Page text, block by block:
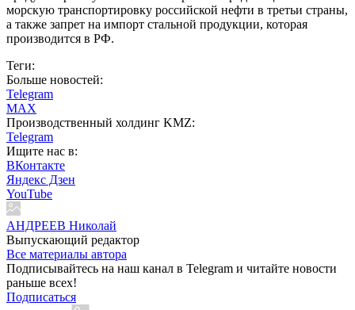
морскую транспортировку российской нефти в третьи страны,
а также запрет на импорт стальной продукции, которая
производится в РФ.
Теги:
Больше новостей:
Telegram
MAX
Производственный холдинг KMZ:
Telegram
Ищите нас в:
ВКонтакте
Яндекс Дзен
YouTube
АНДРЕЕВ Николай
Выпускающий редактор
Все материалы автора
Подписывайтесь на наш канал в Telegram и читайте новости
раньше всех!
Подписаться